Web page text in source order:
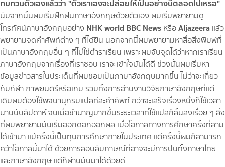
ทบทวนตัวเองแล้วว่า "ตัวเราเองจะปล่อยให้เป็นอย่างนี้ตลอดไปเหรอ"
นับจากนั้นผมเริ่มฝึกฝนภาษาอังกฤษด้วยตัวเอง ผมเริ่มพยายามดู
โทรทัศน์ภาษาอังกฤษอย่าง NHK world BBC News หรือAljazeera แล้ว
พยายามจดคำศัพท์ต่าง ๆ ที่ได้ยิน นอกจากนี้ผมพยายามหาสื่อสิ่งพิมพ์ที่
เป็นภาษาอังกฤษอื่น ๆ ที่ไม่ใช่ตำราเรียน เพราะผมจับจุดได้ว่าหากเราเรียน
ภาษาอังกฤษจากเรื่องที่เราชอบ เราจะเข้าใจมันได้ดี ช่วงนั้นผมเริ่มหา
ข้อมูลข่าวสารในประเด็นที่ผมชอบเป็นภาษาอังกฤษมากขึ้น ไม่ว่าจะเกี่ยว
กับกีฬา ภาพยนตร์หรือเกม รวมทั้งการอ่านงานวิจัยภาษาอังกฤษที่แต่
เดิมผมต้องใช้พจนานุกรมแปลทีละคำศัพท์ กว่าจะเสร็จเรื่องหนึ่งก็ใช้เวลา
นานนับสัปดาห์ จนเมื่อชำนาญมากขึ้นระยะเวลาที่ใช้แปลก็สั้นลงเรื่อย ๆ สิ่ง
ที่ผมพยายามมันเริ่มออกดอกออกผล เมื่อโอกาสทางการศึกษาครั้งที่สาม
ได้เข้ามา แม้ครั้งนี้เป็นทุนการศึกษาภายในประเทศ แต่ครั้งนี้ผมก็สามารถ
คว้าโอกาสนี้มาได้ ด้วยการสอบสัมภาษณ์ที่อาจจะมีการปนทั้งภาษาไทย
และภาษาอังกฤษ แต่ก็ผ่านมันมาได้ด้วยดี